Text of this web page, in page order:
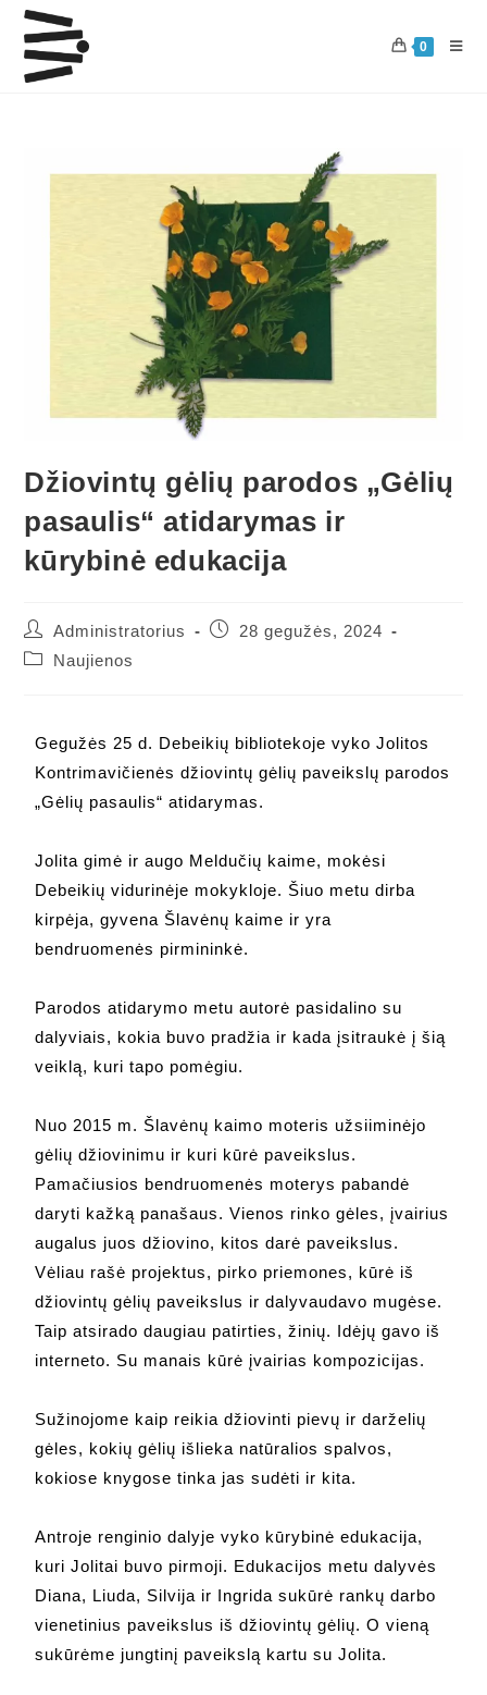
0
Džiovintų gėlių parodos „Gėlių
pasaulis“ atidarymas ir
kūrybinė edukacija
Administratorius
28 gegužės, 2024
Naujienos
Gegužės 25 d. Debeikių bibliotekoje vyko Jolitos
Kontrimavičienės džiovintų gėlių paveikslų parodos
„Gėlių pasaulis“ atidarymas.
Jolita gimė ir augo Meldučių kaime, mokėsi
Debeikių vidurinėje mokykloje. Šiuo metu dirba
kirpėja, gyvena Šlavėnų kaime ir yra
bendruomenės pirmininkė.
Parodos atidarymo metu autorė pasidalino su
dalyviais, kokia buvo pradžia ir kada įsitraukė į šią
veiklą, kuri tapo pomėgiu.
Nuo 2015 m. Šlavėnų kaimo moteris užsiiminėjo
gėlių džiovinimu ir kuri kūrė paveikslus.
Pamačiusios bendruomenės moterys pabandė
daryti kažką panašaus. Vienos rinko gėles, įvairius
augalus juos džiovino, kitos darė paveikslus.
Vėliau rašė projektus, pirko priemones, kūrė iš
džiovintų gėlių paveikslus ir dalyvaudavo mugėse.
Taip atsirado daugiau patirties, žinių. Idėjų gavo iš
interneto. Su manais kūrė įvairias kompozicijas.
Sužinojome kaip reikia džiovinti pievų ir darželių
gėles, kokių gėlių išlieka natūralios spalvos,
kokiose knygose tinka jas sudėti ir kita.
Antroje renginio dalyje vyko kūrybinė edukacija,
kuri Jolitai buvo pirmoji. Edukacijos metu dalyvės
Diana, Liuda, Silvija ir Ingrida sukūrė rankų darbo
vienetinius paveikslus iš džiovintų gėlių. O vieną
sukūrėme jungtinį paveikslą kartu su Jolita.